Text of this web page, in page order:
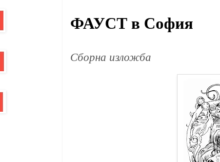
ФАУСТ в София
Сборна изложба